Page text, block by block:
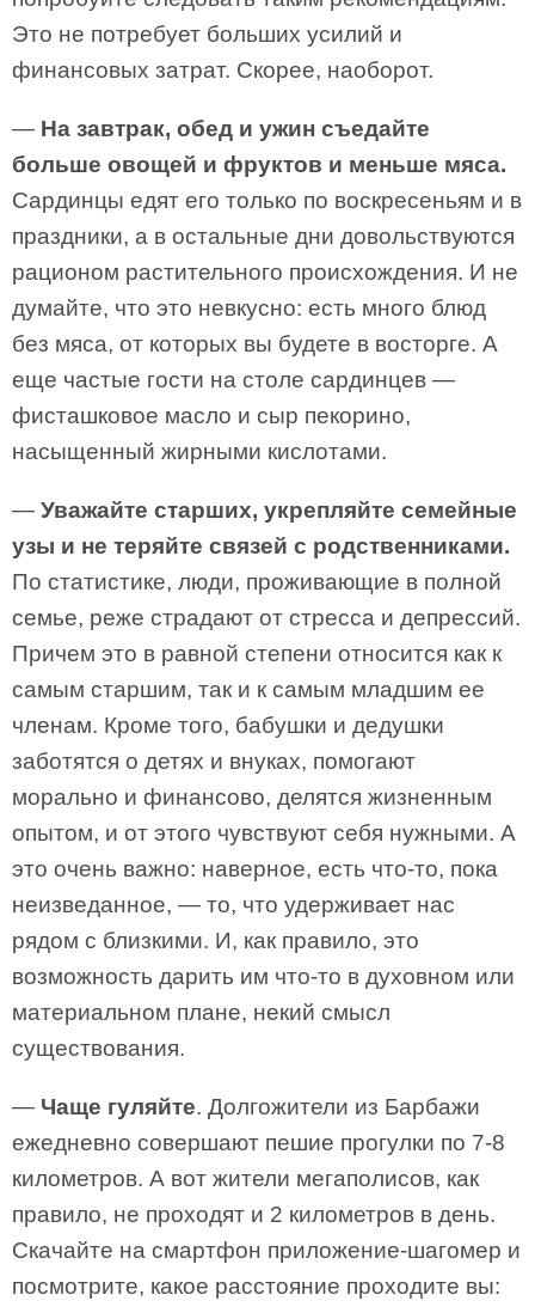
Это не потребует больших усилий и
финансовых затрат. Скорее, наоборот.
— На завтрак, обед и ужин съедайте
больше овощей и фруктов и меньше мяса.
Сардинцы едят его только по воскресеньям и в
праздники, а в остальные дни довольствуются
рационом растительного происхождения. И не
думайте, что это невкусно: есть много блюд
без мяса, от которых вы будете в восторге. А
еще частые гости на столе сардинцев —
фисташковое масло и сыр пекорино,
насыщенный жирными кислотами.
— Уважайте старших, укрепляйте семейные
узы и не теряйте связей с родственниками.
По статистике, люди, проживающие в полной
семье, реже страдают от стресса и депрессий.
Причем это в равной степени относится как к
самым старшим, так и к самым младшим ее
членам. Кроме того, бабушки и дедушки
заботятся о детях и внуках, помогают
морально и финансово, делятся жизненным
опытом, и от этого чувствуют себя нужными. А
это очень важно: наверное, есть что-то, пока
неизведанное, — то, что удерживает нас
рядом с близкими. И, как правило, это
возможность дарить им что-то в духовном или
материальном плане, некий смысл
существования.
— Чаще гуляйте. Долгожители из Барбажи
ежедневно совершают пешие прогулки по 7-8
километров. А вот жители мегаполисов, как
правило, не проходят и 2 километров в день.
Скачайте на смартфон приложение-шагомер и
посмотрите, какое расстояние проходите вы: